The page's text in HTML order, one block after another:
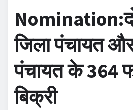
जिला पंचायत
पंचायत के 364
बिक्री